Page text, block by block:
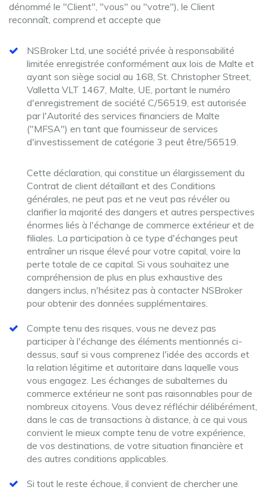
dénommé le "Client", "vous" ou "votre"), le Client
reconnaît, comprend et accepte que
NSBroker Ltd, une société privée à responsabilité
limitée enregistrée conformément aux lois de Malte et
ayant son siège social au 168, St. Christopher Street,
Valletta VLT 1467, Malte, UE, portant le numéro
d'enregistrement de société C/56519, est autorisée
par l'Autorité des services financiers de Malte
("MFSA") en tant que fournisseur de services
d'investissement de catégorie 3 peut être/56519.
Cette déclaration, qui constitue un élargissement du
Contrat de client détaillant et des Conditions
générales, ne peut pas et ne veut pas révéler ou
clarifier la majorité des dangers et autres perspectives
énormes liés à l'échange de commerce extérieur et de
filiales. La participation à ce type d'échanges peut
entraîner un risque élevé pour votre capital, voire la
perte totale de ce capital. Si vous souhaitez une
compréhension de plus en plus exhaustive des
dangers inclus, n'hésitez pas à contacter NSBroker
pour obtenir des données supplémentaires.
Compte tenu des risques, vous ne devez pas
participer à l'échange des éléments mentionnés ci-
dessus, sauf si vous comprenez l'idée des accords et
la relation légitime et autoritaire dans laquelle vous
vous engagez. Les échanges de subalternes du
commerce extérieur ne sont pas raisonnables pour de
nombreux citoyens. Vous devez réfléchir délibérément,
dans le cas de transactions à distance, à ce qui vous
convient le mieux compte tenu de votre expérience,
de vos destinations, de votre situation financière et
des autres conditions applicables.
Si tout le reste échoue, il convient de chercher une